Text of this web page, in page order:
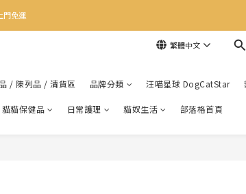
享多重禮遇！
門免運
繁體中文
/ 陳列品 / 清貨區 品牌分類 汪喵星球 DogCatStar
貓貓保健品 日常護理 貓奴生活 部落格首頁